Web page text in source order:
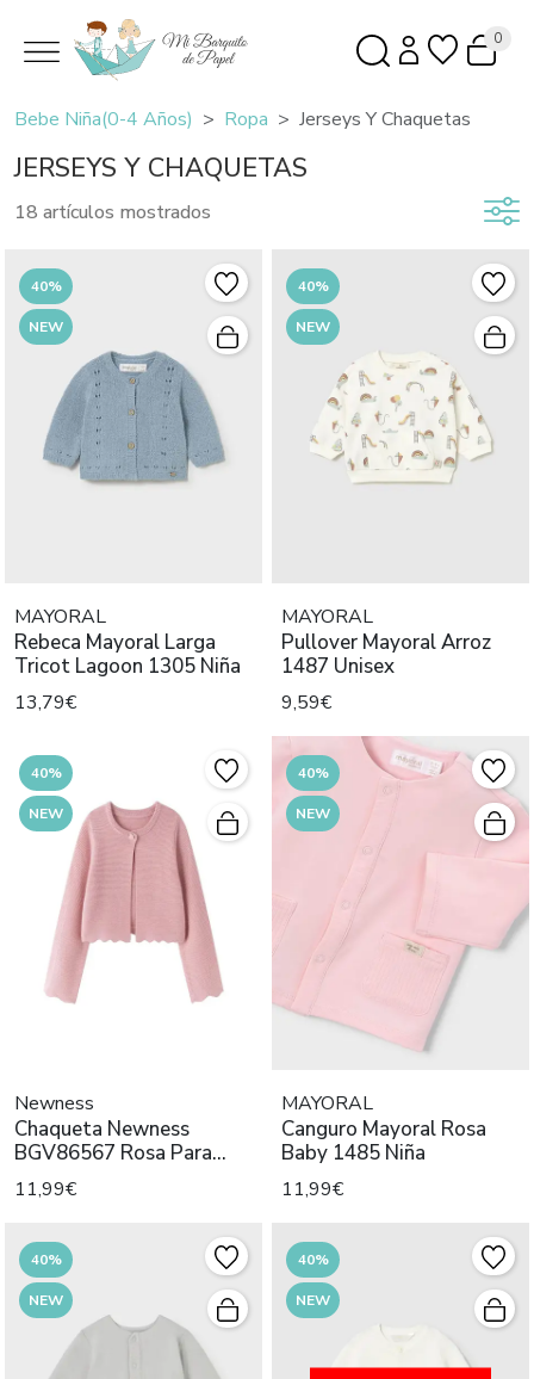
0
Bebe Niña(0-4 Años) Ropa Jerseys Y Chaquetas
JERSEYS Y CHAQUETAS
18 artículos mostrados
40%
NEW
MAYORAL
Rebeca Mayoral Larga
Tricot Lagoon 1305 Niña
13,79€
40%
NEW
MAYORAL
Pullover Mayoral Arroz
1487 Unisex
9,59€
40%
NEW
Newness
Chaqueta Newness
BGV86567 Rosa Para
Bebé
11,99€
40%
NEW
MAYORAL
Canguro Mayoral Rosa
Baby 1485 Niña
11,99€
40%
NEW
40%
NEW